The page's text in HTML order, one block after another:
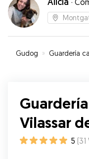
·
Gudog » Guardería
Vilassar
5 (31